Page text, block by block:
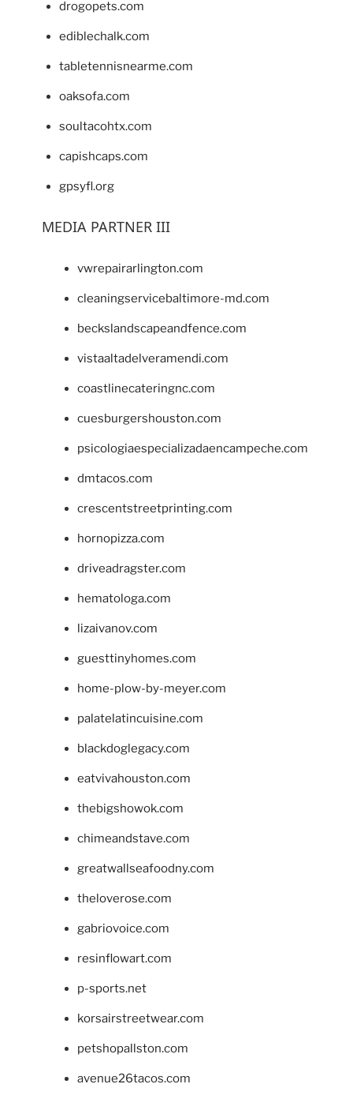
drogopets.com
ediblechalk.com
tabletennisnearme.com
oaksofa.com
soultacohtx.com
capishcaps.com
gpsyfl.org
MEDIA PARTNER III
vwrepairarlington.com
cleaningservicebaltimore-md.com
beckslandscapeandfence.com
vistaaltadelveramendi.com
coastlinecateringnc.com
cuesburgershouston.com
psicologiaespecializadaencampeche.com
dmtacos.com
crescentstreetprinting.com
hornopizza.com
driveadragster.com
hematologa.com
lizaivanov.com
guesttinyhomes.com
home-plow-by-meyer.com
palatelatincuisine.com
blackdoglegacy.com
eatvivahouston.com
thebigshowok.com
chimeandstave.com
greatwallseafoodny.com
theloverose.com
gabriovoice.com
resinflowart.com
p-sports.net
korsairstreetwear.com
petshopallston.com
avenue26tacos.com